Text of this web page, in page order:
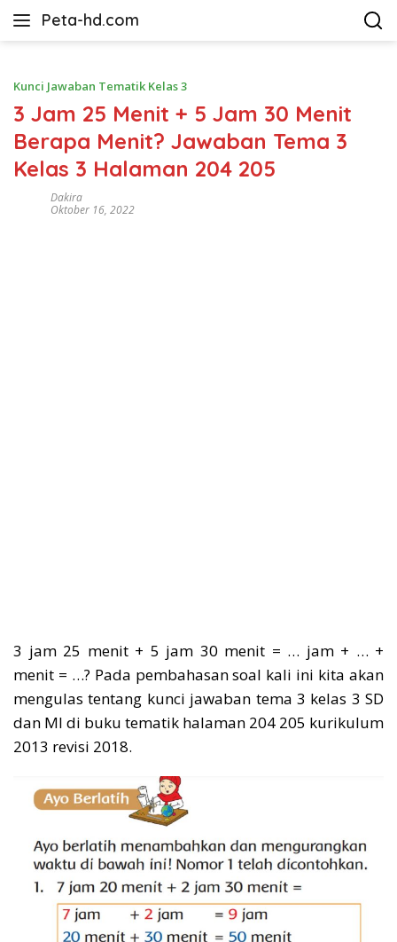
Peta-hd.com
Kumpulan
HD
Kunci Jawaban Tematik Kelas 3
3 Jam 25 Menit + 5 Jam 30 Menit
Berapa Menit? Jawaban Tema 3
Kelas 3 Halaman 204 205
Dakira
Oktober 16, 2022
3 jam 25 menit + 5 jam 30 menit = … jam + … +
menit = …? Pada pembahasan soal kali ini kita akan
mengulas tentang kunci jawaban tema 3 kelas 3 SD
dan MI di buku tematik halaman 204 205 kurikulum
2013 revisi 2018.